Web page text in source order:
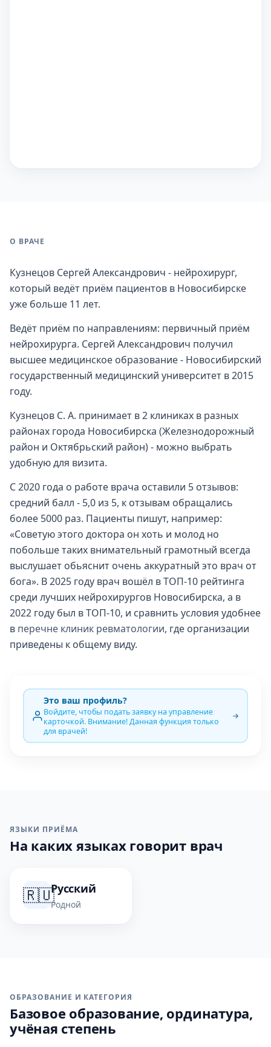
О ВРАЧЕ
Кузнецов Сергей Александрович - нейрохирург,
который ведёт приём пациентов в Новосибирске
уже больше 11 лет.
Ведёт приём по направлениям: первичный приём
нейрохирурга. Сергей Александрович получил
высшее медицинское образование - Новосибирский
государственный медицинский университет в 2015
году.
Кузнецов С. А. принимает в 2 клиниках в разных
районах города Новосибирска (Железнодорожный
район и Октябрьский район) - можно выбрать
удобную для визита.
С 2020 года о работе врача оставили 5 отзывов:
средний балл - 5,0 из 5, к отзывам обращались
более 5000 раз. Пациенты пишут, например:
«Советую этого доктора он хоть и молод но
побольше таких внимательный грамотный всегда
выслушает обьяснит очень аккуратный это врач от
бога». В 2025 году врач вошёл в ТОП-10 рейтинга
среди лучших нейрохирургов Новосибирска, а в
2022 году был в ТОП-10, и сравнить условия удобнее
в перечне клиник ревматологии, где организации
приведены к общему виду.
Это ваш профиль?
Войдите, чтобы подать заявку на управление
карточкой. Внимание! Данная функция только
для врачей!
ЯЗЫКИ ПРИЁМА
На каких языках говорит врач
🇷🇺Русский
Родной
ОБРАЗОВАНИЕ И КАТЕГОРИЯ
Базовое образование, ординатура,
учёная степень